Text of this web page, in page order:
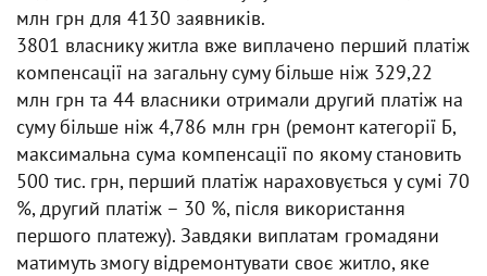
млн грн для 4130 заявників.
3801 власнику житла вже виплачено перший платіж
компенсації на загальну суму більше ніж 329,22
млн грн та 44 власники отримали другий платіж на
суму більше ніж 4,786 млн грн (ремонт категорії Б,
максимальна сума компенсації по якому становить
500 тис. грн, перший платіж нараховується у сумі 70
%, другий платіж – 30 %, після використання
першого платежу). Завдяки виплатам громадяни
матимуть змогу відремонтувати своє житло, яке